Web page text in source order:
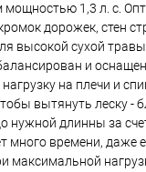
1,3 л. с.
дорожек, стен
высокой сухой
и
на плечи и
вытянуть леску -
нужной длинны за
времени, даже
максимальной